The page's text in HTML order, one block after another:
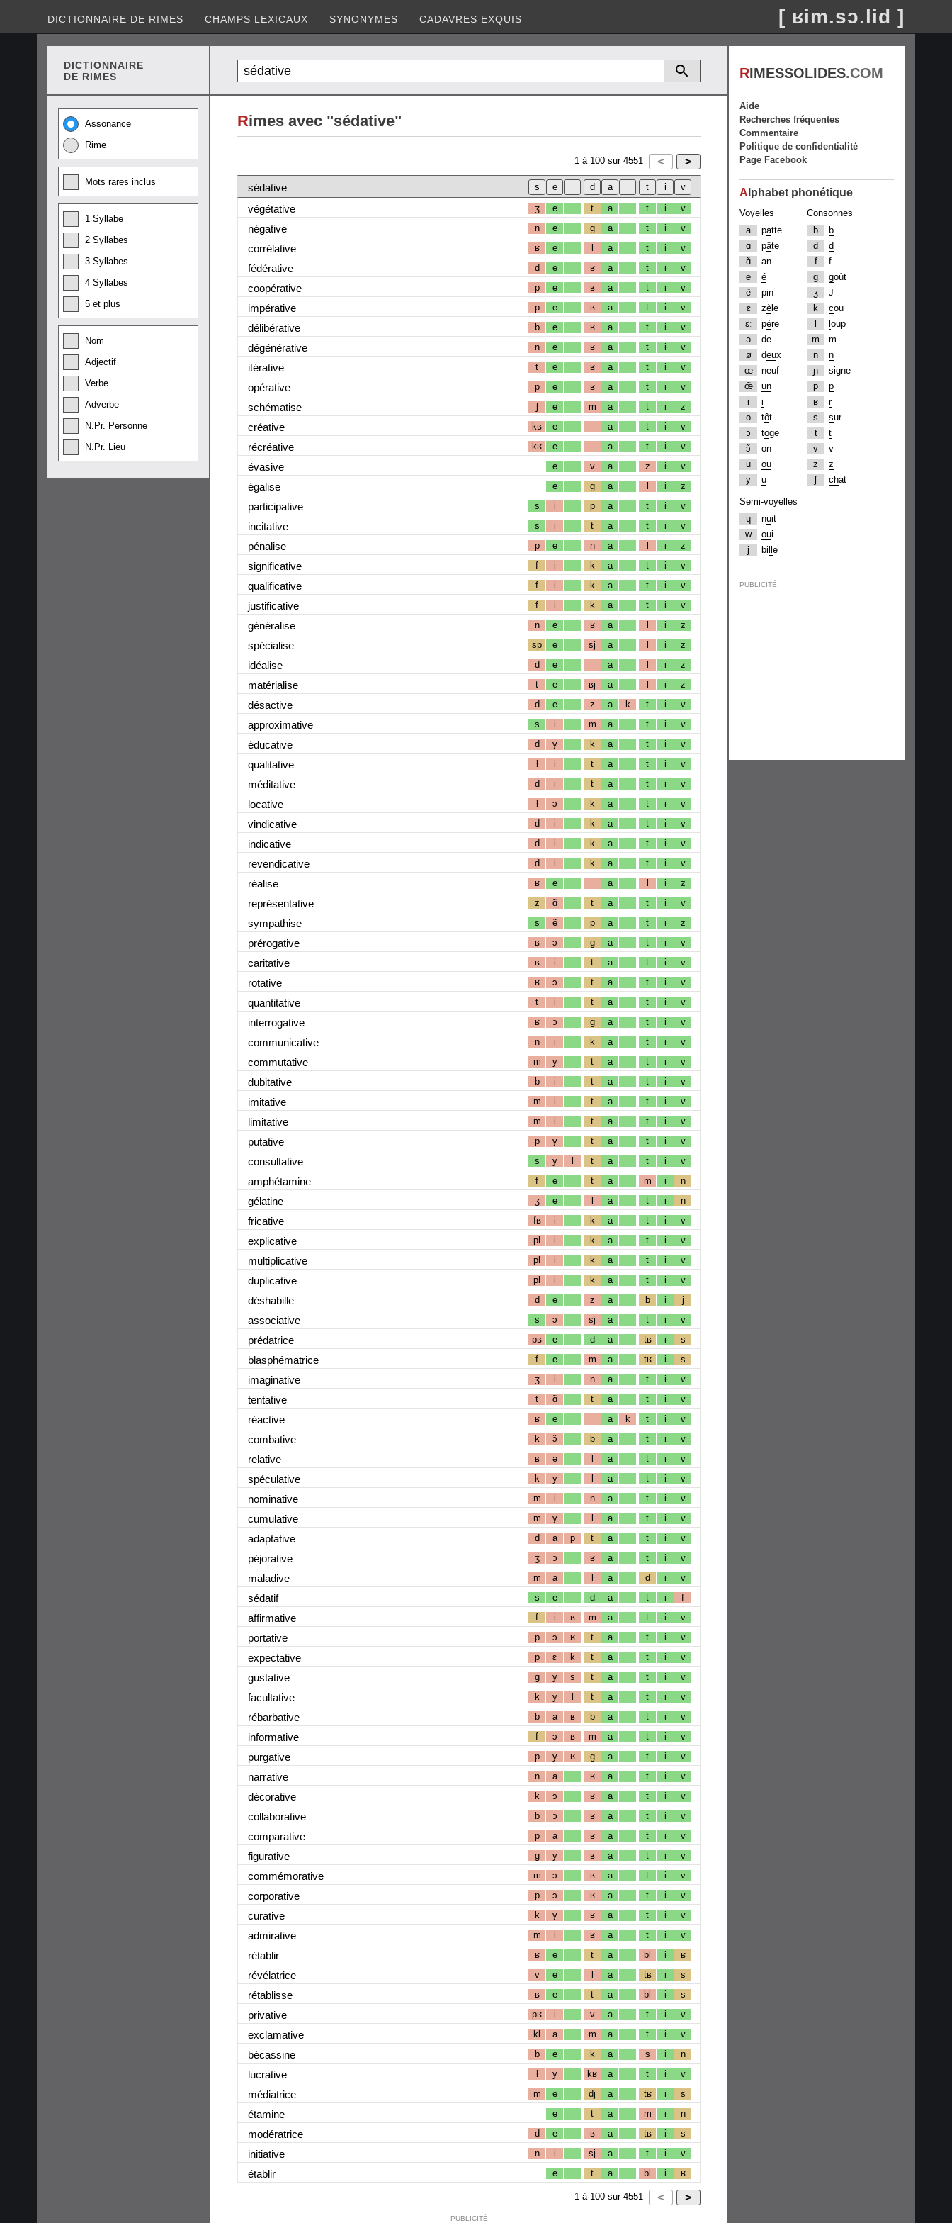
DICTIONNAIRE DE RIMES CHAMPS LEXICAUX SYNONYMES CADAVRES EXQUIS [ ʁim.sɔ.lid ]
DICTIONNAIRE
DE RIMES
Assonance
Rime
Mots rares inclus
1 Syllabe
2 Syllabes
3 Syllabes
4 Syllabes
5 et plus
Nom
Adjectif
Verbe
Adverbe
N.Pr. Personne
N.Pr. Lieu
Rimes avec "sédative"
1 à 100 sur 4551
sédative
végétative
ʒ e t a t i v
négative n e g a t i v
corrélative ʁ e l a t i v
fédérative d e ʁ a t i v
coopérative p e ʁ a t i v
impérative p e ʁ a t i v
délibérative b e ʁ a t i v
dégénérative n e ʁ a t i v
itérative t e ʁ a t i v
opérative p e ʁ a t i v
schématise ʃ e m a t i z
créative kʁ e a t i v
récréative kʁ e a t i v
évasive e v a z i v
égalise e g a l i z
participative s i p a t i v
incitative s i t a t i v
pénalise p e n a l i z
significative f i k a t i v
qualificative f i k a t i v
justificative f i k a t i v
généralise n e ʁ a l i z
spécialise sp e sj a l i z
idéalise d e a l i z
matérialise t e ʁj a l i z
désactive d e z a k t i v
approximative s i m a t i v
éducative d y k a t i v
qualitative l i t a t i v
méditative d i t a t i v
locative l ɔ k a t i v
vindicative d i k a t i v
indicative d i k a t i v
revendicative d i k a t i v
réalise ʁ e a l i z
représentative z ɑ̃ t a t i v
sympathise s ẽ p a t i z
prérogative ʁ ɔ g a t i v
caritative ʁ i t a t i v
rotative ʁ ɔ t a t i v
quantitative t i t a t i v
interrogative ʁ ɔ g a t i v
communicative n i k a t i v
commutative m y t a t i v
dubitative b i t a t i v
imitative m i t a t i v
limitative m i t a t i v
putative p y t a t i v
consultative s y l t a t i v
amphétamine f e t a m i n
gélatine ʒ e l a t i n
fricative fʁ i k a t i v
explicative pl i k a t i v
multiplicative pl i k a t i v
duplicative pl i k a t i v
déshabille d e z a b i j
associative s ɔ sj a t i v
prédatrice pʁ e d a tʁ i s
blasphématrice f e m a tʁ i s
imaginative ʒ i n a t i v
tentative t ɑ̃ t a t i v
réactive ʁ e a k t i v
combative k ɔ̃ b a t i v
relative ʁ ə l a t i v
spéculative k y l a t i v
nominative m i n a t i v
cumulative m y l a t i v
adaptative d a p t a t i v
péjorative ʒ ɔ ʁ a t i v
maladive m a l a d i v
sédatif s e d a t i f
affirmative f i ʁ m a t i v
portative p ɔ ʁ t a t i v
expectative p ɛ k t a t i v
gustative g y s t a t i v
facultative k y l t a t i v
rébarbative b a ʁ b a t i v
informative f ɔ ʁ m a t i v
purgative p y ʁ g a t i v
narrative n a ʁ a t i v
décorative k ɔ ʁ a t i v
collaborative b ɔ ʁ a t i v
comparative p a ʁ a t i v
figurative g y ʁ a t i v
commémorative m ɔ ʁ a t i v
corporative p ɔ ʁ a t i v
curative k y ʁ a t i v
admirative m i ʁ a t i v
rétablir ʁ e t a bl i ʁ
révélatrice v e l a tʁ i s
rétablisse ʁ e t a bl i s
privative pʁ i v a t i v
exclamative kl a m a t i v
bécassine b e k a s i n
lucrative l y kʁ a t i v
médiatrice m e dj a tʁ i s
étamine e t a m i n
modératrice d e ʁ a tʁ i s
initiative n i sj a t i v
établir e t a bl i ʁ
1 à 100 sur 4551
PUBLICITÉ
RIMESSOLIDES.COM
Aide
Recherches fréquentes
Commentaire
Politique de confidentialité
Page Facebook
A lphabet phonétique
Voyelles
a
patte
ɑ
pâte
ɑ̃
an
e
é
ẽ
pin
ɛ
zè le
ɛː
père
ə
de
ø
deux
œ
neuf
œ̃
un
i
i
o
tôt
ɔ
toge
ɔ̃
on
u
ou
y
u
Consonnes
b
b
d
d
f
f
g
goût
ʒ
J
k
cou
oup
m
m
n
n
ɲ
signe
p
p
ʁ
r
s
sur
t
t
v
v
z
z
ʃ
chat
Semi-voyelles
ɥ
nuit
w
oui
j
bi e
PUBLICITÉ